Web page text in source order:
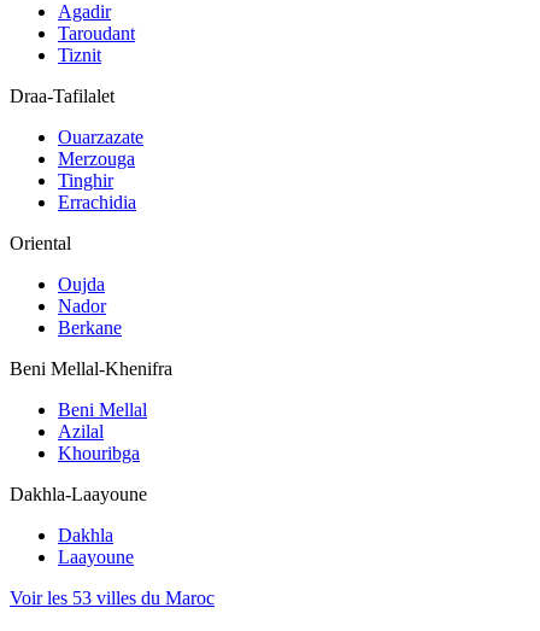
Agadir
Taroudant
Tiznit
Draa-Tafilalet
Ouarzazate
Merzouga
Tinghir
Errachidia
Oriental
Oujda
Nador
Berkane
Beni Mellal-Khenifra
Beni Mellal
Azilal
Khouribga
Dakhla-Laayoune
Dakhla
Laayoune
Voir les 53 villes du Maroc